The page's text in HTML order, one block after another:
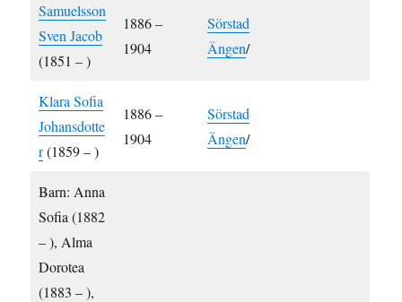
Samuelsson
Sven Jacob
(1851 – )
1886 –
1904
Sörstad
Ängen/
Klara Sofia
Johansdotte
r(1859 – )
1886 –
1904
Sörstad
Ängen/
Barn: Anna
Sofia (1882
– ), Alma
Dorotea
(1883 – ),